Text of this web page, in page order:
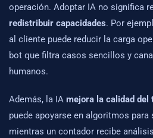
operación. Adoptar IA no significa
redistribuir capacidades. Por
al cliente puede reducir la carga
bot que filtra casos sencillos y
humanos.
Además, la IA mejora la calidad del
puede apoyarse en algoritmos
mientras un contador recibe